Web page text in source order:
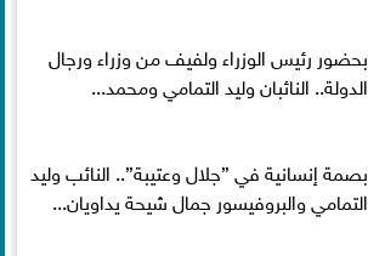
بحضور رئيس الوزراء ولفيف من وزراء ورجال
الدولة.. النائبان وليد التمامي ومحمد...
بصمة إنسانية في ”جلال وعتيبة”.. النائب وليد
التمامي والبروفيسور جمال شيحة يداويان...